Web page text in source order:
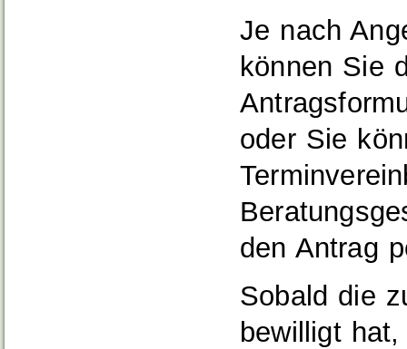
Je nach
können Sie
oder Sie
den Antrag
Sobald die
bewilligt